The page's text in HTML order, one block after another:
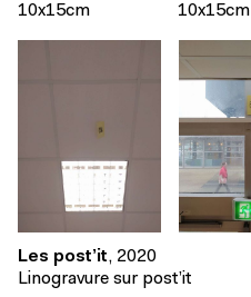
10x15cm
10x15cm
Les post’it, 2020
Linogravure sur post’it